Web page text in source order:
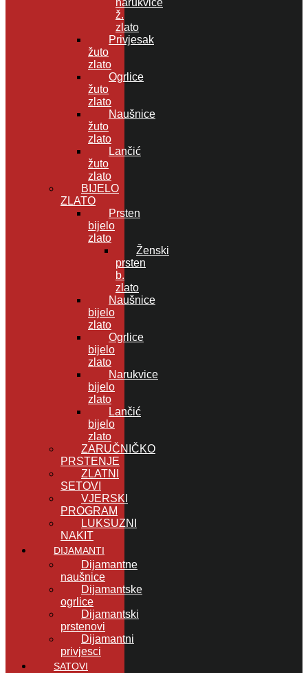
ž.
zlato
Privjesak
žuto
zlato
Ogrlice
žuto
zlato
Naušnice
žuto
zlato
Lančić
žuto
zlato
BIJELO
ZLATO
Prsten
bijelo
zlato
Ženski
prsten
b.
zlato
Naušnice
bijelo
zlato
Ogrlice
bijelo
zlato
Narukvice
bijelo
zlato
Lančić
bijelo
zlato
ZARUČNIČKO
PRSTENJE
ZLATNI
SETOVI
VJERSKI
PROGRAM
LUKSUZNI
NAKIT
DIJAMANTI
Dijamantne
naušnice
Dijamantske
ogrlice
Dijamantski
prstenovi
Dijamantni
privjesci
SATOVI